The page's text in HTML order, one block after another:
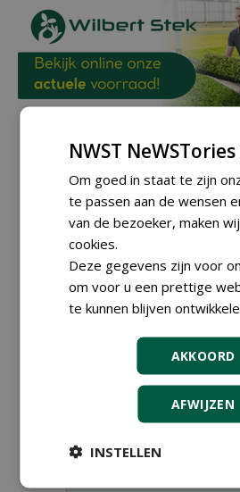
Meld je aan voor onze
nieuwsbrief.
NWST NeWSTories
Om goed in staat te zijn
te passen aan de wensen
van de bezoeker, maken
cookies.
Deze gegevens zijn voor
om voor u een prettige
te kunnen blijven
AKKOORD
AFWIJZEN
INSTELLEN